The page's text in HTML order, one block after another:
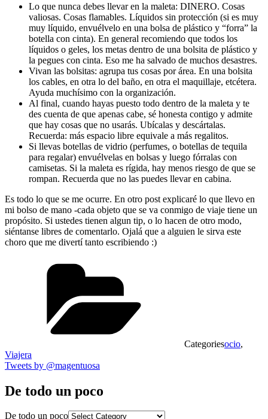
Lo que nunca debes llevar en la maleta: DINERO. Cosas
valiosas. Cosas flamables. Líquidos sin protección (si es muy
muy líquido, envuélvelo en una bolsa de plástico y “forra” la
botella con cinta). En general recomiendo que todos los
líquidos o geles, los metas dentro de una bolsita de plástico y
la pegues con cinta. Eso me ha salvado de muchos desastres.
Vivan las bolsitas: agrupa tus cosas por área. En una bolsita
los cables, en otra lo del baño, en otra el maquillaje, etcétera.
Ayuda muchísimo con la organización.
Al final, cuando hayas puesto todo dentro de la maleta y te
des cuenta de que apenas cabe, sé honesta contigo y admite
que hay cosas que no usarás. Ubícalas y descártalas.
Recuerda: más espacio libre equivale a más regalitos.
Si llevas botellas de vidrio (perfumes, o botellas de tequila
para regalar) envuélvelas en bolsas y luego fórralas con
camisetas. Si la maleta es rígida, hay menos riesgo de que se
rompan. Recuerda que no las puedes llevar en cabina.
Es todo lo que se me ocurre. En otro post explicaré lo que llevo en
mi bolso de mano -cada objeto que se va conmigo de viaje tiene un
propósito. Si ustedes tienen algun tip, o lo hacen de otro modo,
siéntanse libres de comentarlo. Ojalá que a alguien le sirva este
choro que me divertí tanto escribiendo :)
Categoriesocio,
Viajera
Tweets by @magentuosa
De todo un poco
De todo un poco